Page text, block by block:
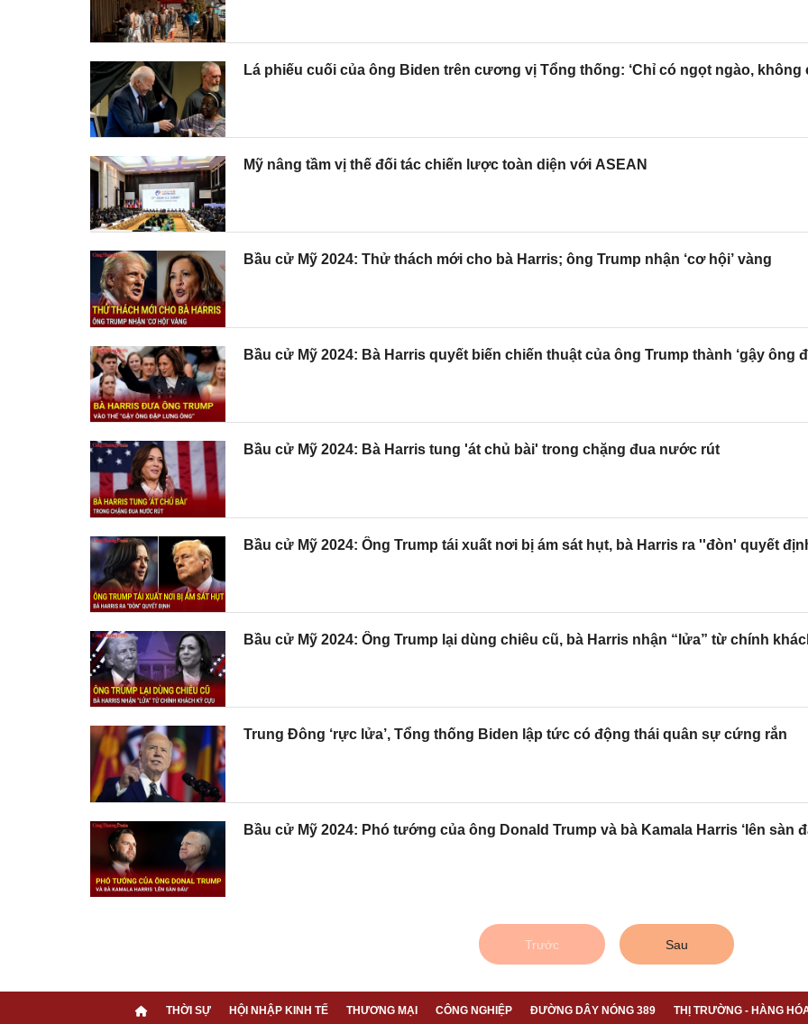
Lá phiếu cuối của ông Biden trên cương vị Tổng thống: ‘Chỉ có ngọt ngào, không
Mỹ nâng tầm vị thế đối tác chiến lược toàn diện với ASEAN
Bầu cử Mỹ 2024: Thử thách mới cho bà Harris; ông Trump nhận ‘cơ hội’ vàng
Bầu cử Mỹ 2024: Bà Harris quyết biến chiến thuật của ông Trump thành ‘gậy ông
Bầu cử Mỹ 2024: Bà Harris tung 'át chủ bài' trong chặng đua nước rút
Bầu cử Mỹ 2024: Ông Trump tái xuất nơi bị ám sát hụt, bà Harris ra ''đòn' quyết
Bầu cử Mỹ 2024: Ông Trump lại dùng chiêu cũ, bà Harris nhận “lửa” từ chính
Trung Đông ‘rực lửa’, Tổng thống Biden lập tức có động thái quân sự cứng rắn
Bầu cử Mỹ 2024: Phó tướng của ông Donald Trump và bà Kamala Harris ‘lên sàn
Trước Sau
THỜI SỰ HỘI NHẬP KINH TẾ THƯƠNG MẠI CÔNG NGHIỆP ĐƯỜNG DÂY NÓNG 389 THỊ TRƯỜNG - HÀNG